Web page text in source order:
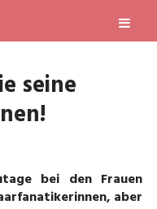
seine
bei den Frauen
aber